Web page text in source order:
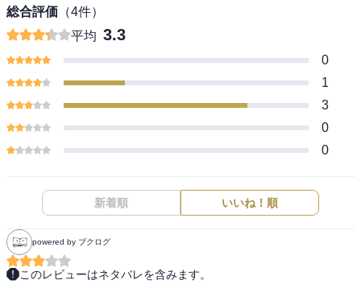
総合評価 （4件）
平均 3.3
0
1
3
0
0
新着順 いいね！順
powered by ブクログ
このレビューはネタバレを含みます。